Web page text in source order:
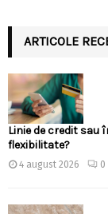
ARTICOLE
Linie de credit sau
flexibilitate?
4 august 2026 0